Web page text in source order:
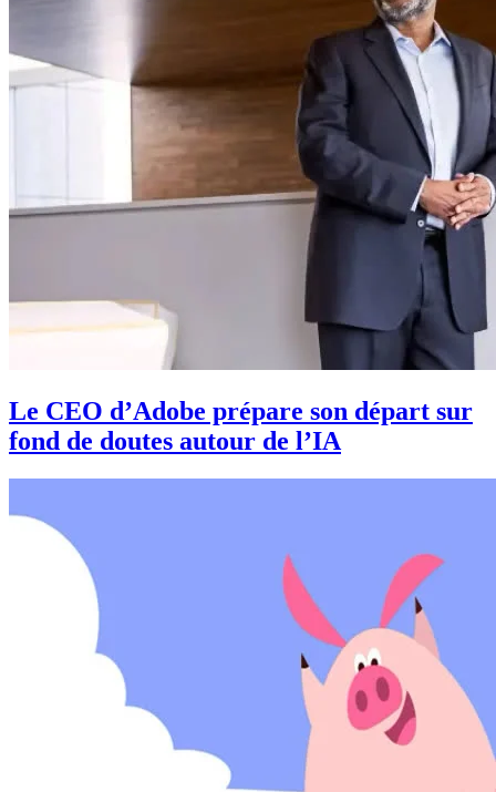
Le CEO d’Adobe prépare son départ sur
fond de doutes autour de l’IA